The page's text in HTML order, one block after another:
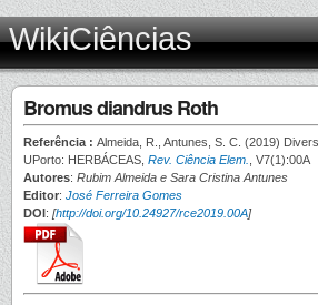
WikiCiências
Bromus diandrus Roth
Referência : Almeida, R., Antunes, S. C. (2019)
UPorto: HERBÁCEAS, Rev. Ciência Elem.
, V7(1):00A
Autores: Rubim Almeida e Sara Cristina Antunes
Editor: José Ferreira Gomes
DOI: [http://doi.org/10.24927/rce2019.00A]